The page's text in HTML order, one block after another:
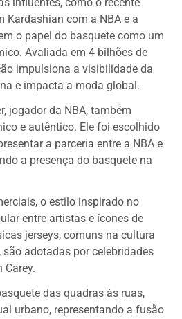
influentes, como o recente
Kardashian com a NBA e a
o papel do basquete como um
Avaliada em 4 bilhões de
impulsiona a visibilidade da
e impacta a moda global.
jogador da NBA, também
e autêntico. Ele foi escolhido
a parceria entre a NBA e
a presença do basquete na
o estilo inspirado no
entre artistas e ícones de
jerseys, comuns na cultura
são adotadas por celebridades
Carey.
das quadras às ruas,
urbano, representando a fusão